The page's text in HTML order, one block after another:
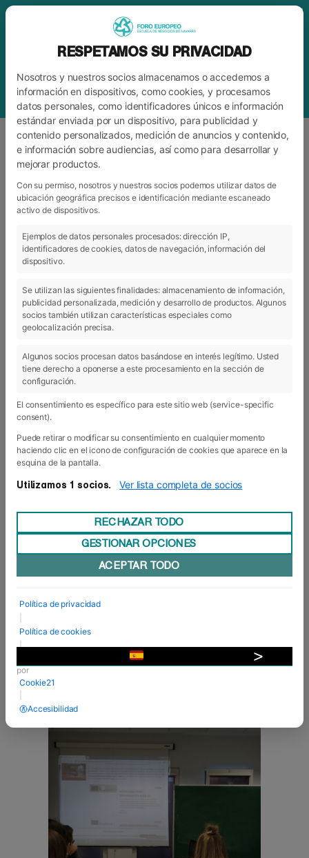
ETIQUETAMOVILIDAD INTERNACIONAL
28 Feb 2019
Otorgadas diez becas Erasmus+
La experiencia internacional cada vez está más
que han obtenido la beca que otorga el
estudiantes durante el curso 2018/19. Este
programa que gestiona el SEPIE pretende
mejorar la calidad de la Formación ...
25 Ene 2019
RESPETAMOS SU PRIVACIDAD
Nosotros y nuestros socios almacenamos o accedemos a
información en dispositivos, como cookies, y procesamos
datos personales, como identificadores únicos e información
estándar enviada por un dispositivo, para publicidad y
contenido personalizados, medición de anuncios y contenido,
e información sobre audiencias, así como para desarrollar y
mejorar productos.
Con su permiso, nosotros y nuestros socios podemos utilizar datos de
ubicación geográfica precisos e identificación mediante escaneado
activo de dispositivos.
Ejemplos de datos personales procesados: dirección IP,
identificadores de cookies, datos de navegación, información del
dispositivo.
Se utilizan las siguientes finalidades: almacenamiento de información,
publicidad personalizada, medición y desarrollo de productos. Algunos
socios también utilizan características especiales como
geolocalización precisa.
Algunos socios procesan datos basándose en interés legítimo. Usted
tiene derecho a oponerse a este procesamiento en la sección de
configuración.
El consentimiento es específico para este sitio web (service-specific
consent).
Puede retirar o modificar su consentimiento en cualquier momento
haciendo clic en el icono de configuración de cookies que aparece en la
esquina de la pantalla.
Utilizamos 1 socios. Ver lista completa de socios
RECHAZAR TODO
GESTIONAR OPCIONES
ACEPTAR TODO
Política de privacidad
Política de cookies
|
por
Cookie21
Accesibilidad